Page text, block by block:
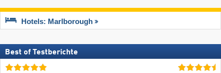
Hotels: Marlborough
Best of Testberichte